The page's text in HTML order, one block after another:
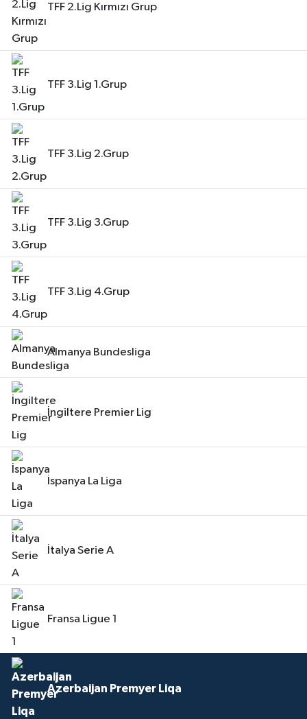
TFF 2.Lig Kırmızı Grup
TFF 3.Lig 1.Grup
TFF 3.Lig 2.Grup
TFF 3.Lig 3.Grup
TFF 3.Lig 4.Grup
Almanya Bundesliga
İngiltere Premier Lig
İspanya La Liga
İtalya Serie A
Fransa Ligue 1
Azerbaijan Premyer Liqa